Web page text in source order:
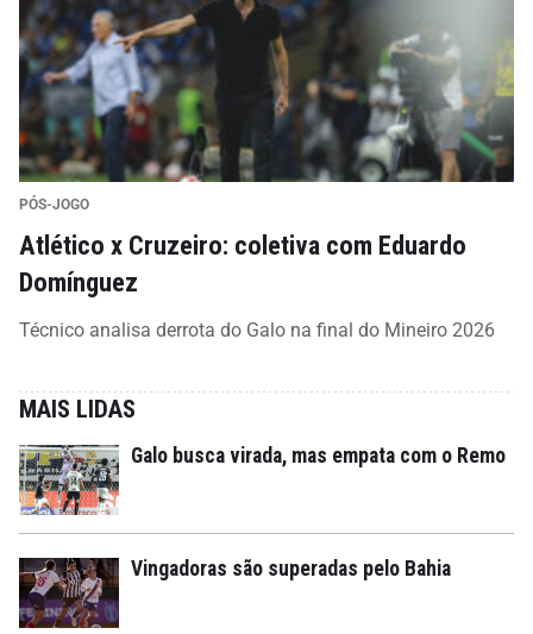
PÓS-JOGO
Atlético x Cruzeiro: coletiva com Eduardo
Domínguez
Técnico analisa derrota do Galo na final do Mineiro 2026
MAIS LIDAS
Galo busca virada, mas empata com o Remo
Vingadoras são superadas pelo Bahia